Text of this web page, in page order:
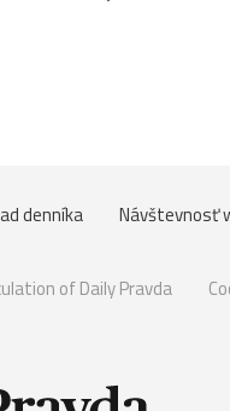
denníka Návštevnosť
of Daily Pravda